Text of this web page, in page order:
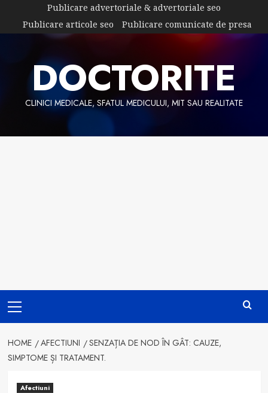
content
Publicare advertoriale & advertoriale seo
Publicare articole seo
Publicare comunicate de presa
DOCTORITE
CLINICI MEDICALE, SFATUL MEDICULUI, MIT SAU REALITATE
Menu
HOME AFECTIUNI
SENZAȚIA DE NOD ÎN GÂT: CAUZE,
SIMPTOME ȘI TRATAMENT.
Afectiuni